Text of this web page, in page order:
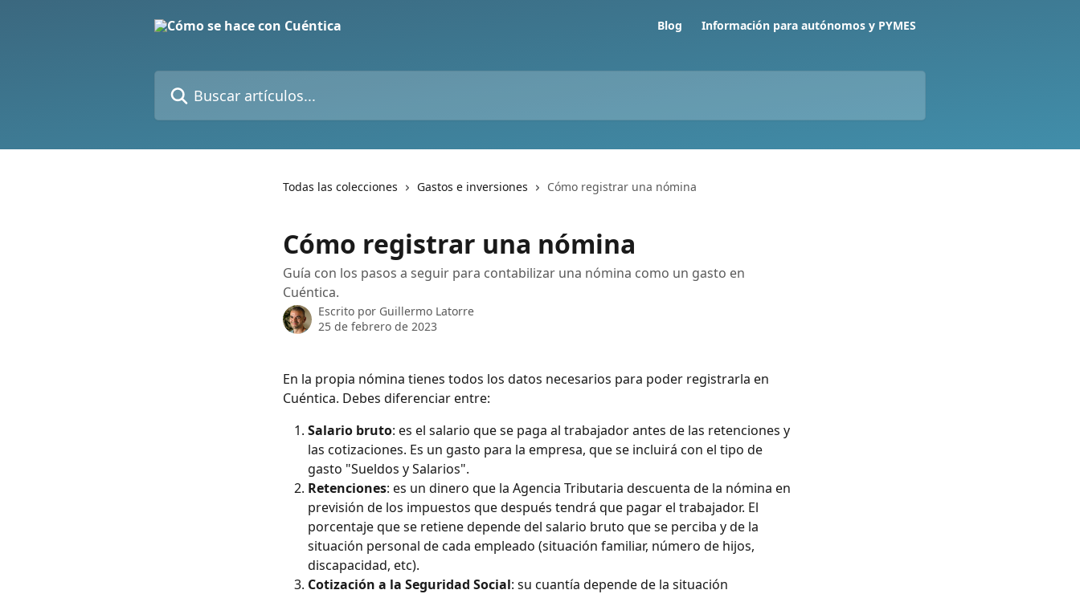
Blog Información para autónomos y PYMES
Todas las colecciones Gastos e inversiones Cómo registrar una nómina
Cómo registrar una nómina
Guía con los pasos a seguir para contabilizar una nómina como un gasto en
Cuéntica.
Escrito por Guillermo Latorre
25 de febrero de 2023
En la propia nómina tienes todos los datos necesarios para poder registrarla en
Cuéntica. Debes diferenciar entre:
Salario bruto: es el salario que se paga al trabajador antes de las retenciones y
las cotizaciones. Es un gasto para la empresa, que se incluirá con el tipo de
gasto "Sueldos y Salarios".
Retenciones: es un dinero que la Agencia Tributaria descuenta de la nómina en
previsión de los impuestos que después tendrá que pagar el trabajador. El
porcentaje que se retiene depende del salario bruto que se perciba y de la
situación personal de cada empleado (situación familiar, número de hijos,
discapacidad, etc).
Cotización a la Seguridad Social: su cuantía depende de la situación